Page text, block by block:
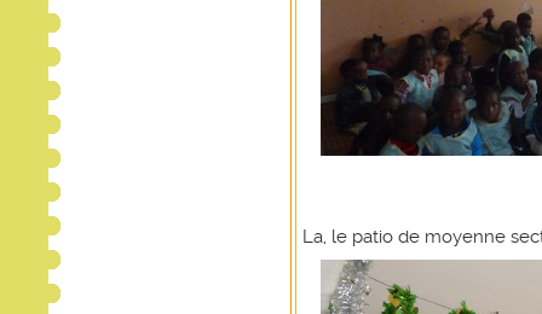
La, le patio de moyenne